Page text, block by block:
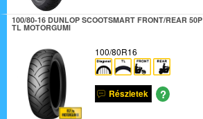
100/80-16 DUNLOP SCOOTSMART FRONT/REAR 50P
TL MOTORGUMI
100/80R16
Részletek ?